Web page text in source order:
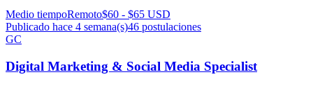
Medio tiempoRemoto$60 - $65 USD
Publicado hace 4 semana(s)46 postulaciones
GC
Digital Marketing & Social Media Specialist